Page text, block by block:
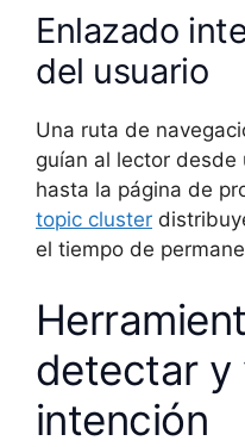
Enlazado
del usuario
Una ruta de
guían al lector
hasta la página de
topic cluster
el tiempo de
detectar y
intención